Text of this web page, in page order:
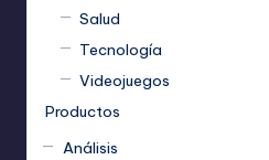
Salud
Tecnología
Videojuegos
Productos
Análisis